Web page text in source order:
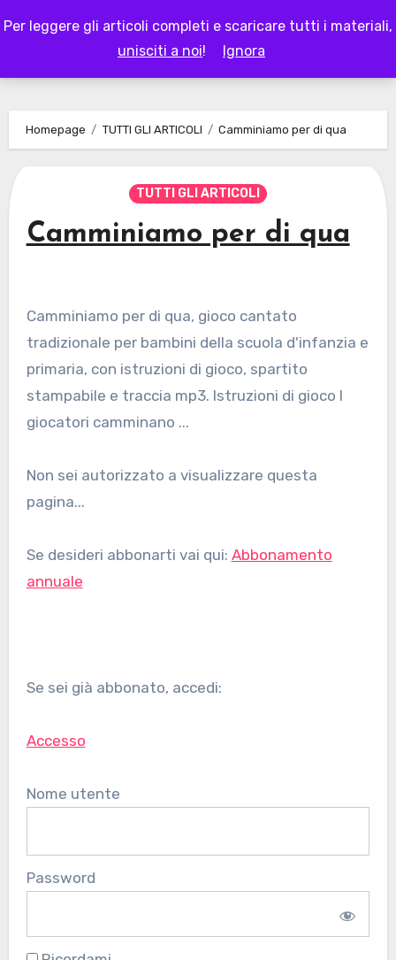
Per leggere gli articoli completi e scaricare tutti i materiali,
unisciti a noi! Ignora
to
LAPAPPADOLCE
Homepage TUTTI GLI ARTICOLI Camminiamo per di qua
TUTTI GLI ARTICOLI
Camminiamo per di qua
Camminiamo per di qua, gioco cantato
tradizionale per bambini della scuola d'infanzia e
primaria, con istruzioni di gioco, spartito
stampabile e traccia mp3. Istruzioni di gioco I
giocatori camminano ...
Non sei autorizzato a visualizzare questa
pagina...
Se desideri abbonarti vai qui: Abbonamento
annuale
Se sei già abbonato, accedi:
Accesso
Nome utente
Password